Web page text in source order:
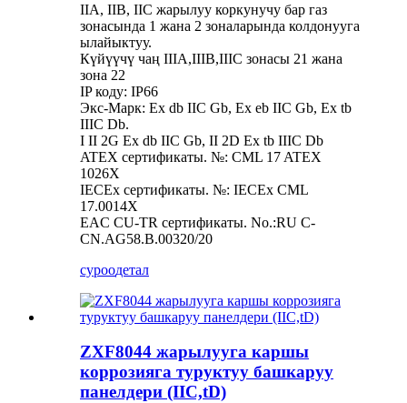
IIA, IIB, IIC жарылуу коркунучу бар газ
зонасында 1 жана 2 зоналарында колдонууга
ылайыктуу.
Күйүүчү чаң IIIA,IIIB,IIIC зонасы 21 жана
зона 22
IP коду: IP66
Экс-Марк: Ex db IIC Gb, Ex eb IIC Gb, Ex tb
IIIC Db.
I II 2G Ex db IIC Gb, II 2D Ex tb IIIC Db
ATEX сертификаты. №: CML 17 ATEX
1026X
IECEx сертификаты. №: IECEx CML
17.0014X
EAC CU-TR сертификаты. No.:RU C-
CN.AG58.B.00320/20
суроодетал
ZXF8044 жарылууга каршы
коррозияга туруктуу башкаруу
панелдери (IIC,tD)